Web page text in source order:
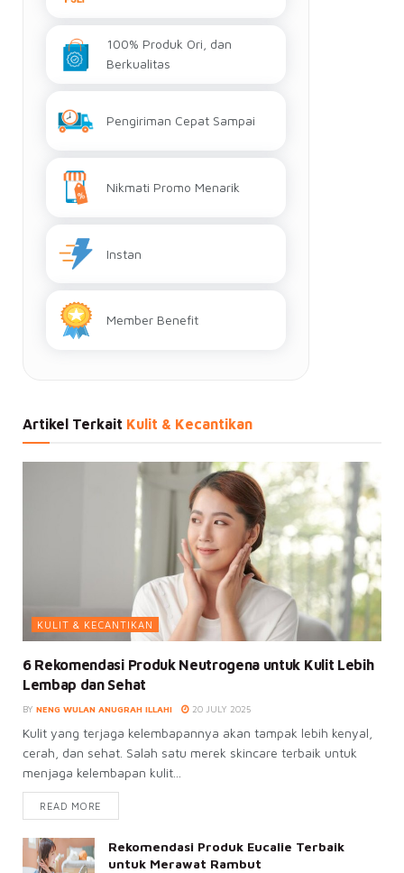
100% Produk Ori, dan
Berkualitas
Pengiriman Cepat Sampai
Nikmati Promo Menarik
Instan
Member Benefit
Artikel Terkait Kulit & Kecantikan
KULIT & KECANTIKAN
6 Rekomendasi Produk Neutrogena untuk Kulit Lebih
Lembap dan Sehat
BY NENG WULAN ANUGRAH ILLAHI 20 JULY 2025
Kulit yang terjaga kelembapannya akan tampak lebih kenyal,
cerah, dan sehat. Salah satu merek skincare terbaik untuk
menjaga kelembapan kulit...
READ MORE
Rekomendasi Produk Eucalie Terbaik
untuk Merawat Rambut